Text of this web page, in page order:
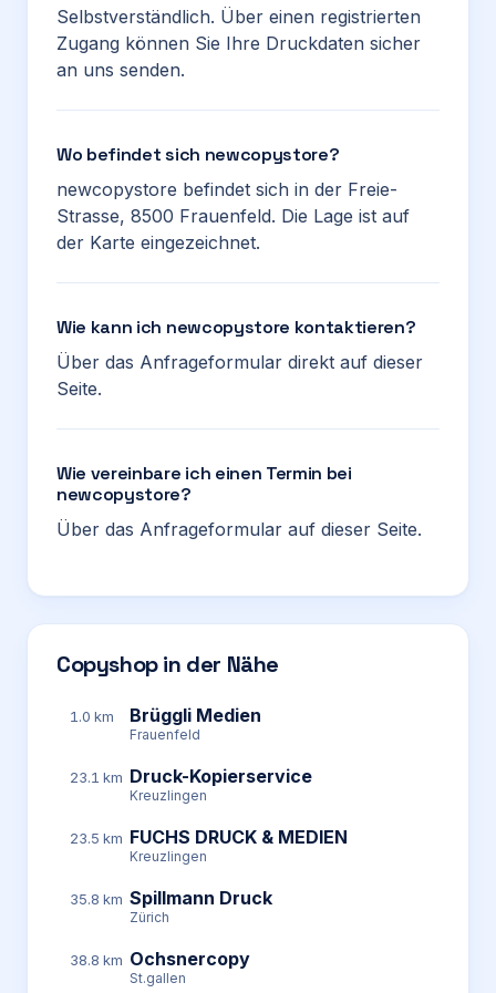
Selbstverständlich. Über einen registrierten
Zugang können Sie Ihre Druckdaten sicher
an uns senden.
Wo befindet sich newcopystore?
newcopystore befindet sich in der Freie-
Strasse, 8500 Frauenfeld. Die Lage ist auf
der Karte eingezeichnet.
Wie kann ich newcopystore kontaktieren?
Über das Anfrageformular direkt auf dieser
Seite.
Wie vereinbare ich einen Termin bei
newcopystore?
Über das Anfrageformular auf dieser Seite.
Copyshop in der Nähe
1.0 km Brüggli Medien
Frauenfeld
23.1 km Druck-Kopierservice
Kreuzlingen
23.5 km FUCHS DRUCK & MEDIEN
Kreuzlingen
35.8 km Spillmann Druck
Zürich
38.8 km Ochsnercopy
St.gallen